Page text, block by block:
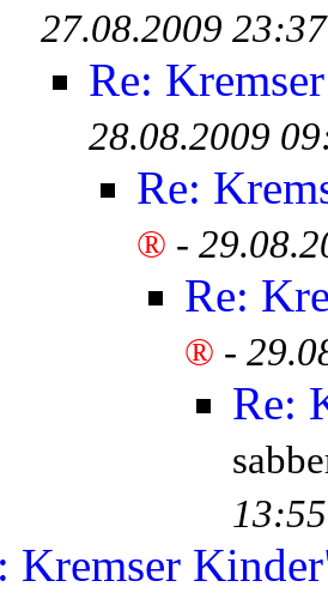
27.08.2009 23:37
Re:
28.08.2009
Re:
® -
Re:
® -
Re:
13:55
Kremser